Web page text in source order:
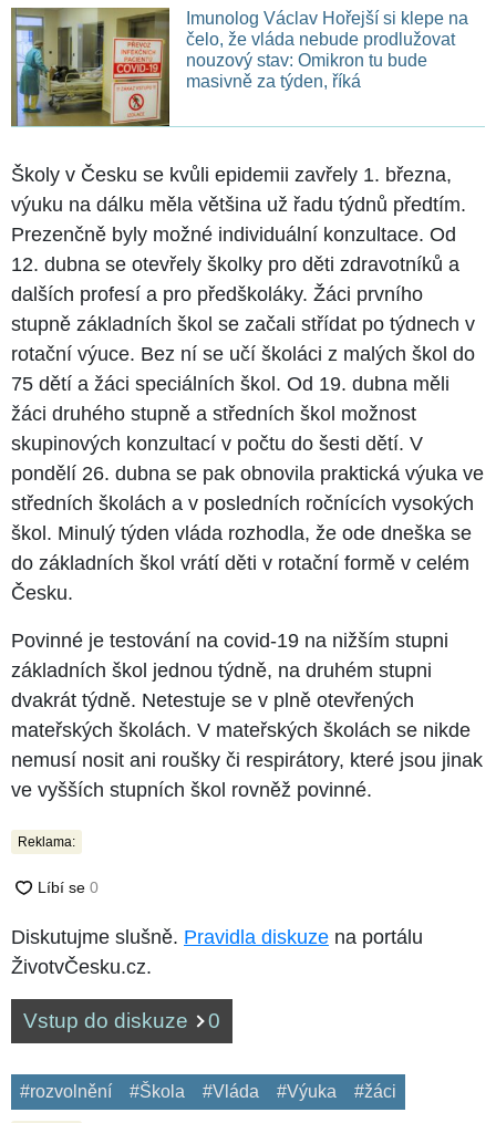
Imunolog Václav Hořejší si klepe na
čelo, že vláda nebude prodlužovat
nouzový stav: Omikron tu bude
masivně za týden, říká
Školy v Česku se kvůli epidemii zavřely 1. března,
výuku na dálku měla většina už řadu týdnů předtím.
Prezenčně byly možné individuální konzultace. Od
12. dubna se otevřely školky pro děti zdravotníků a
dalších profesí a pro předškoláky. Žáci prvního
stupně základních škol se začali střídat po týdnech v
rotační výuce. Bez ní se učí školáci z malých škol do
75 dětí a žáci speciálních škol. Od 19. dubna měli
žáci druhého stupně a středních škol možnost
skupinových konzultací v počtu do šesti dětí. V
pondělí 26. dubna se pak obnovila praktická výuka ve
středních školách a v posledních ročnících vysokých
škol. Minulý týden vláda rozhodla, že ode dneška se
do základních škol vrátí děti v rotační formě v celém
Česku.
Povinné je testování na covid-19 na nižším stupni
základních škol jednou týdně, na druhém stupni
dvakrát týdně. Netestuje se v plně otevřených
mateřských školách. V mateřských školách se nikde
nemusí nosit ani roušky či respirátory, které jsou jinak
ve vyšších stupních škol rovněž povinné.
Reklama:
Diskutujme slušně. Pravidla diskuze na portálu
ŽivotvČesku.cz.
Vstup do diskuze 0
#rozvolnění #Škola #Vláda #Výuka #žáci